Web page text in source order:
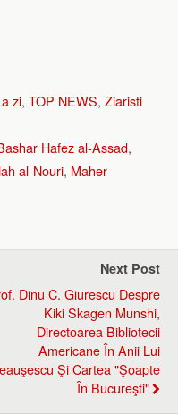
zi, TOP NEWS, Ziaristi
Hafez al-Assad,
al-Nouri, Maher
Next Post
Dinu C. Giurescu Despre
Kiki Skagen Munshi,
Directoarea Bibliotecii
Americane În Anii Lui
Şi Cartea "Şoapte
În Bucureşti"